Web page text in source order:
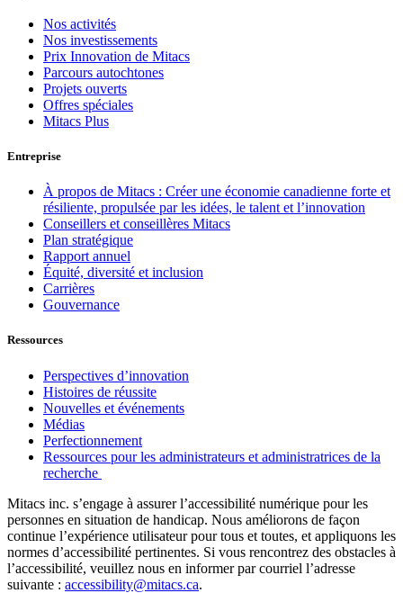
Nos activités
Nos investissements
Prix Innovation de Mitacs
Parcours autochtones
Projets ouverts
Offres spéciales
Mitacs Plus
Entreprise
À propos de Mitacs : Créer une économie canadienne forte et
résiliente, propulsée par les idées, le talent et l’innovation
Conseillers et conseillères Mitacs
Plan stratégique
Rapport annuel
Équité, diversité et inclusion
Carrières
Gouvernance
Ressources
Perspectives d’innovation
Histoires de réussite
Nouvelles et événements
Médias
Perfectionnement
Ressources pour les administrateurs et administratrices de la
recherche
Mitacs inc. s’engage à assurer l’accessibilité numérique pour les
personnes en situation de handicap. Nous améliorons de façon
continue l’expérience utilisateur pour tous et toutes, et appliquons les
normes d’accessibilité pertinentes. Si vous rencontrez des obstacles à
l’accessibilité, veuillez nous en informer par courriel l’adresse
suivante : accessibility@mitacs.ca.